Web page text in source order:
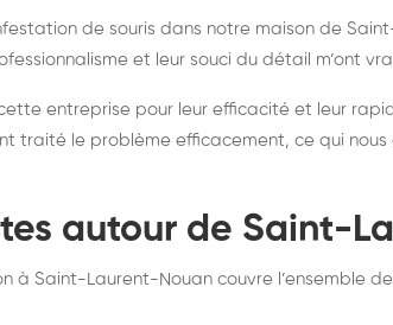
de souris dans notre maison de
et leur souci du détail m’ont
entreprise pour leur efficacité et leur
traité le problème efficacement, ce qui
autour de Saint-
à Saint-Laurent-Nouan couvre l’ensemble